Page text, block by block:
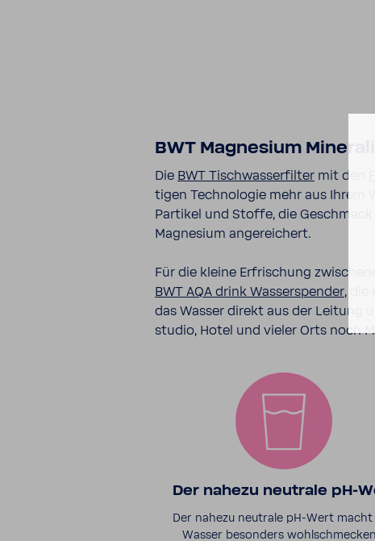
BWT Magne­sium
Die BWT Tisch­was­ser­filter mit den
tigen Tech­no­logie mehr aus Ihrem
Partikel und Stoffe, die
Magne­sium ange­rei­chert.
Für die kleine Erfri­schung
BWT AQA drink Wasser­spender, die
das Wasser direkt aus der Leitung
studio, Hotel und vieler Orts noch
Der nahezu neutrale pH-
Der nahezu neutrale pH-Wert macht
Wasser besonders